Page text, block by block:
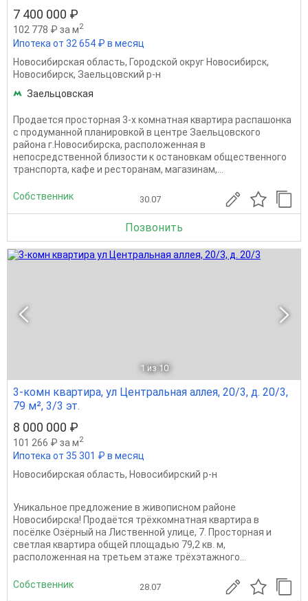
7 400 000 ₽
102 778 ₽ за м2
Ипотека от 32 654 ₽ в месяц
Новосибирская область, Городской округ Новосибирск,
Новосибирск, Заельцовский р-н
Заельцовская
Продается просторная 3-х комнатная квартира распашонка
с продуманной планировкой в центре Заельцовского
района г.Новосибирска, расположенная в
непосредственной близости к остановкам общественного
транспорта, кафе и ресторанам, магазинам,...
Собственник 30.07
Позвонить
1 из 10
3-комн квартира, ул Центральная аллея, 20/3, д. 20/3,
79 м², 3/3 эт.
8 000 000 ₽
101 266 ₽ за м2
Ипотека от 35 301 ₽ в месяц
Новосибирская область, Новосибирский р-н
Уникальное предложение в живописном районе
Новосибирска! Продаётся трёхкомнатная квартира в
посёлке Озёрный на Лиственной улице, 7. Просторная и
светлая квартира общей площадью 79,2 кв. м,
расположенная на третьем этаже трёхэтажного...
Собственник 28.07